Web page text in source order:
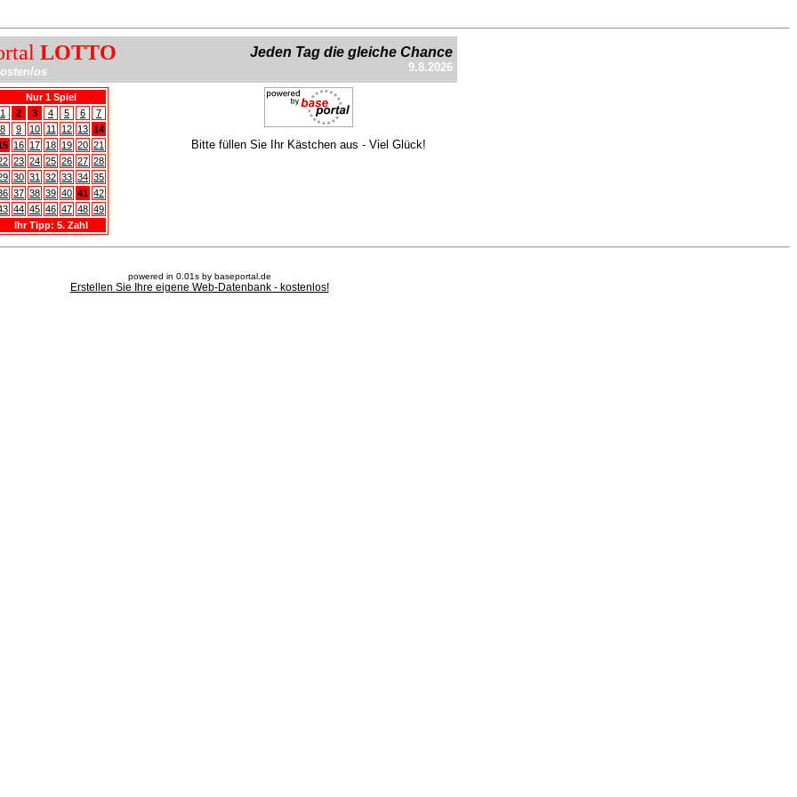
LOTTO Jeden Tag die gleiche Chance
9.8.2026
Nur 1 Spiel
1
2 3 4 5 6
7
8
9 10 11 12 13 14
16 17 18 19 20 21
23 24 25 26 27 28
30 31 32 33 34 35
37 38 39 40 41 42
44 45 46 47 48 49
Ihr Tipp: 5. Zahl
Bitte füllen Sie Ihr Kästchen aus - Viel Glück!
powered in 0.01s by baseportal.de
Erstellen Sie Ihre eigene Web-Datenbank - kostenlos!